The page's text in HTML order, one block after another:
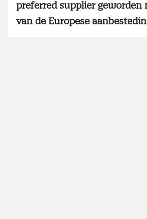
preferred supplier geworden
van de Europese